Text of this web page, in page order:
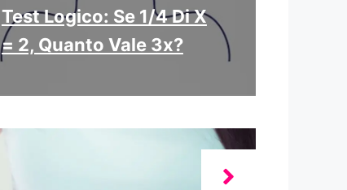
Test Logico: Se 1/4 Di X
= 2, Quanto Vale 3x?